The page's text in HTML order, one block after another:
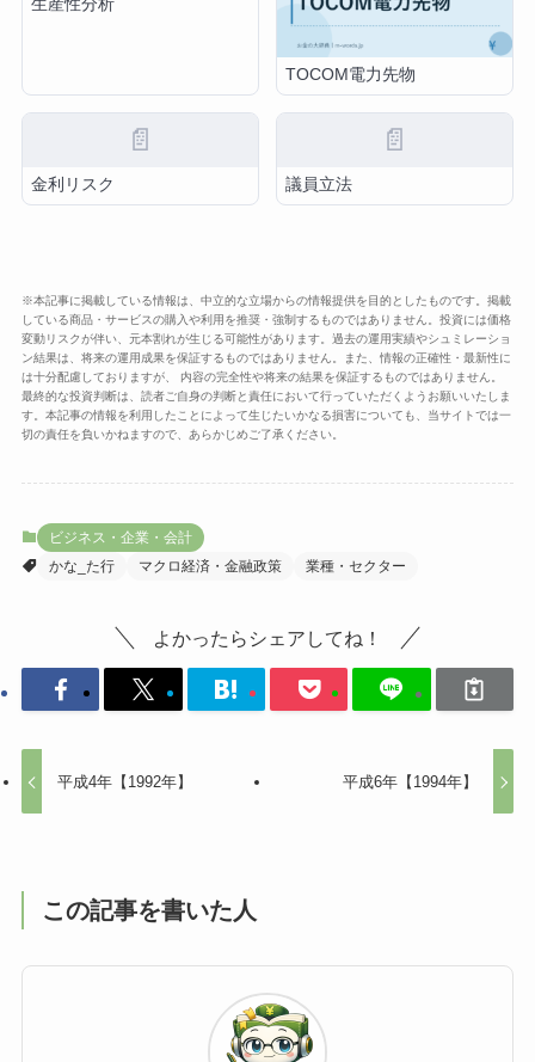
生産性分析
TOCOM電力先物
📄
金利リスク
📄
議員立法
※本記事に掲載している情報は、中立的な立場からの情報提供を目的としたものです。掲載
している商品・サービスの購入や利用を推奨・強制するものではありません。投資には価格
変動リスクが伴い、元本割れが生じる可能性があります。過去の運用実績やシュミレーショ
ン結果は、将来の運用成果を保証するものではありません。また、情報の正確性・最新性に
は十分配慮しておりますが、 内容の完全性や将来の結果を保証するものではありません。
最終的な投資判断は、読者ご自身の判断と責任において行っていただくようお願いいたしま
す。本記事の情報を利用したことによって生じたいかなる損害についても、当サイトでは一
切の責任を負いかねますので、あらかじめご了承ください。
ビジネス・企業・会計
かな_た行
マクロ経済・金融政策 業種・セクター
よかったらシェアしてね！
平成4年【1992年】 平成6年【1994年】
この記事を書いた人